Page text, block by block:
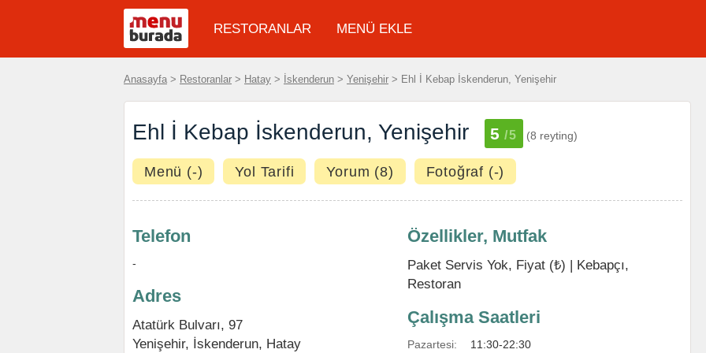
RESTORANLAR MENÜ EKLE
Anasayfa > Restoranlar > Hatay > İskenderun > Yenişehir > Ehl İ Kebap İskenderun, Yenişehir
Ehl İ Kebap İskenderun, Yenişehir 5 /5 (8 reyting)
Menü (-) Yol Tarifi Yorum (8) Fotoğraf (-)
Telefon
-
Adres
Atatürk Bulvarı, 97
Yenişehir, İskenderun, Hatay
Özellikler, Mutfak
Paket Servis Yok, Fiyat (₺) | Kebapçı,
Restoran
Çalışma Saatleri
Pazartesi:
11:30-22:30